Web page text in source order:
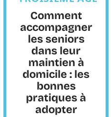
Comment
accompagner
les seniors
dans leur
maintien à
domicile : les
bonnes
pratiques à
adopter